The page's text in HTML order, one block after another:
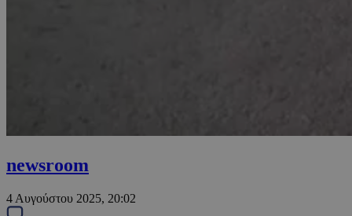
newsroom
4 Αυγούστου 2025, 20:02